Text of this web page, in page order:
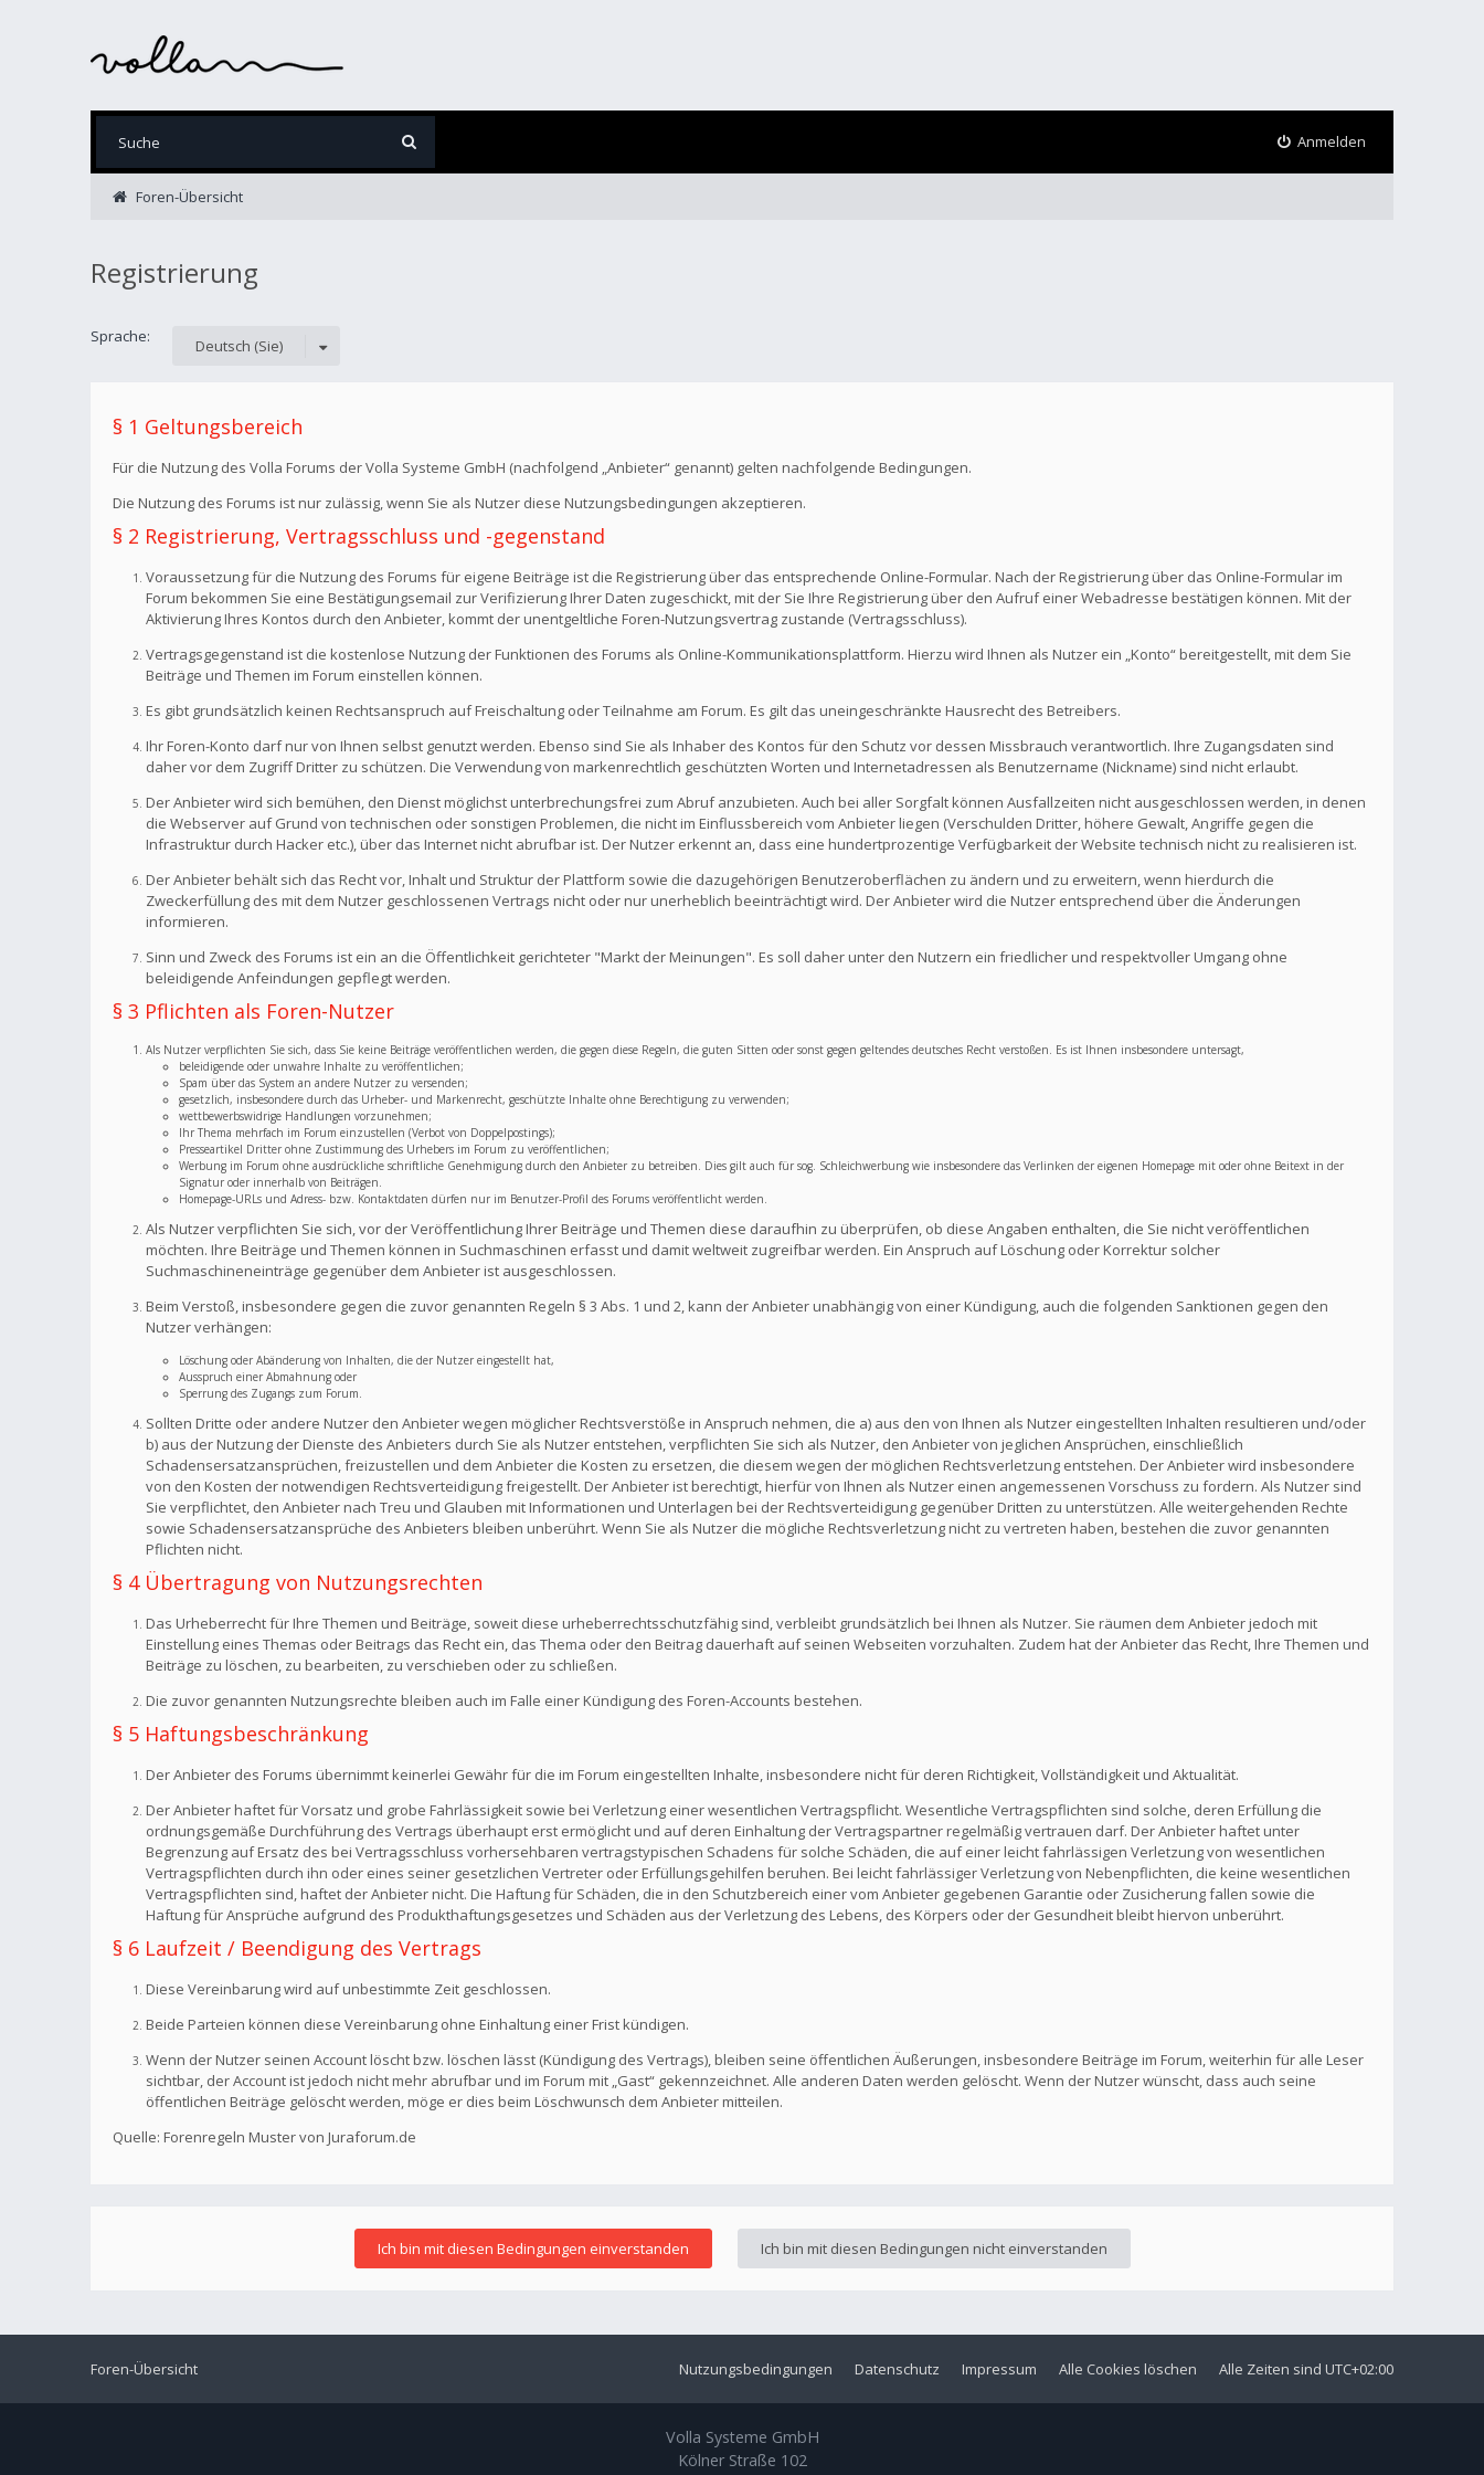
Anmelden
Foren-Übersicht
Registrierung
Sprache: Deutsch (Sie)
§ 1 Geltungsbereich
Für die Nutzung des Volla Forums der Volla Systeme GmbH (nachfolgend „Anbieter“ genannt) gelten nachfolgende Bedingungen.
Die Nutzung des Forums ist nur zulässig, wenn Sie als Nutzer diese Nutzungsbedingungen akzeptieren.
§ 2 Registrierung, Vertragsschluss und -gegenstand
Voraussetzung für die Nutzung des Forums für eigene Beiträge ist die Registrierung über das entsprechende Online-Formular. Nach der Registrierung über das Online-Formular im
Forum bekommen Sie eine Bestätigungsemail zur Verifizierung Ihrer Daten zugeschickt, mit der Sie Ihre Registrierung über den Aufruf einer Webadresse bestätigen können. Mit der
Aktivierung Ihres Kontos durch den Anbieter, kommt der unentgeltliche Foren-Nutzungsvertrag zustande (Vertragsschluss).
Vertragsgegenstand ist die kostenlose Nutzung der Funktionen des Forums als Online-Kommunikationsplattform. Hierzu wird Ihnen als Nutzer ein „Konto“ bereitgestellt, mit dem Sie
Beiträge und Themen im Forum einstellen können.
Es gibt grundsätzlich keinen Rechtsanspruch auf Freischaltung oder Teilnahme am Forum. Es gilt das uneingeschränkte Hausrecht des Betreibers.
Ihr Foren-Konto darf nur von Ihnen selbst genutzt werden. Ebenso sind Sie als Inhaber des Kontos für den Schutz vor dessen Missbrauch verantwortlich. Ihre Zugangsdaten sind
daher vor dem Zugriff Dritter zu schützen. Die Verwendung von markenrechtlich geschützten Worten und Internetadressen als Benutzername (Nickname) sind nicht erlaubt.
Der Anbieter wird sich bemühen, den Dienst möglichst unterbrechungsfrei zum Abruf anzubieten. Auch bei aller Sorgfalt können Ausfallzeiten nicht ausgeschlossen werden, in denen
die Webserver auf Grund von technischen oder sonstigen Problemen, die nicht im Einflussbereich vom Anbieter liegen (Verschulden Dritter, höhere Gewalt, Angriffe gegen die
Infrastruktur durch Hacker etc.), über das Internet nicht abrufbar ist. Der Nutzer erkennt an, dass eine hundertprozentige Verfügbarkeit der Website technisch nicht zu realisieren ist.
Der Anbieter behält sich das Recht vor, Inhalt und Struktur der Plattform sowie die dazugehörigen Benutzeroberflächen zu ändern und zu erweitern, wenn hierdurch die
Zweckerfüllung des mit dem Nutzer geschlossenen Vertrags nicht oder nur unerheblich beeinträchtigt wird. Der Anbieter wird die Nutzer entsprechend über die Änderungen
informieren.
Sinn und Zweck des Forums ist ein an die Öffentlichkeit gerichteter "Markt der Meinungen". Es soll daher unter den Nutzern ein friedlicher und respektvoller Umgang ohne
beleidigende Anfeindungen gepflegt werden.
§ 3 Pflichten als Foren-Nutzer
Als Nutzer verpflichten Sie sich, dass Sie keine Beiträge veröffentlichen werden, die gegen diese Regeln, die guten Sitten oder sonst gegen geltendes deutsches Recht verstoßen. Es ist Ihnen insbesondere untersagt,
beleidigende oder unwahre Inhalte zu veröffentlichen;
Spam über das System an andere Nutzer zu versenden;
gesetzlich, insbesondere durch das Urheber- und Markenrecht, geschützte Inhalte ohne Berechtigung zu verwenden;
wettbewerbswidrige Handlungen vorzunehmen;
Ihr Thema mehrfach im Forum einzustellen (Verbot von Doppelpostings);
Presseartikel Dritter ohne Zustimmung des Urhebers im Forum zu veröffentlichen;
Werbung im Forum ohne ausdrückliche schriftliche Genehmigung durch den Anbieter zu betreiben. Dies gilt auch für sog. Schleichwerbung wie insbesondere das Verlinken der eigenen Homepage mit oder ohne Beitext in der
Signatur oder innerhalb von Beiträgen.
Homepage-URLs und Adress- bzw. Kontaktdaten dürfen nur im Benutzer-Profil des Forums veröffentlicht werden.
Als Nutzer verpflichten Sie sich, vor der Veröffentlichung Ihrer Beiträge und Themen diese daraufhin zu überprüfen, ob diese Angaben enthalten, die Sie nicht veröffentlichen
möchten. Ihre Beiträge und Themen können in Suchmaschinen erfasst und damit weltweit zugreifbar werden. Ein Anspruch auf Löschung oder Korrektur solcher
Suchmaschineneinträge gegenüber dem Anbieter ist ausgeschlossen.
Beim Verstoß, insbesondere gegen die zuvor genannten Regeln § 3 Abs. 1 und 2, kann der Anbieter unabhängig von einer Kündigung, auch die folgenden Sanktionen gegen den
Nutzer verhängen:
Löschung oder Abänderung von Inhalten, die der Nutzer eingestellt hat,
Ausspruch einer Abmahnung oder
Sperrung des Zugangs zum Forum.
Sollten Dritte oder andere Nutzer den Anbieter wegen möglicher Rechtsverstöße in Anspruch nehmen, die a) aus den von Ihnen als Nutzer eingestellten Inhalten resultieren und/oder
b) aus der Nutzung der Dienste des Anbieters durch Sie als Nutzer entstehen, verpflichten Sie sich als Nutzer, den Anbieter von jeglichen Ansprüchen, einschließlich
Schadensersatzansprüchen, freizustellen und dem Anbieter die Kosten zu ersetzen, die diesem wegen der möglichen Rechtsverletzung entstehen. Der Anbieter wird insbesondere
von den Kosten der notwendigen Rechtsverteidigung freigestellt. Der Anbieter ist berechtigt, hierfür von Ihnen als Nutzer einen angemessenen Vorschuss zu fordern. Als Nutzer sind
Sie verpflichtet, den Anbieter nach Treu und Glauben mit Informationen und Unterlagen bei der Rechtsverteidigung gegenüber Dritten zu unterstützen. Alle weitergehenden Rechte
sowie Schadensersatzansprüche des Anbieters bleiben unberührt. Wenn Sie als Nutzer die mögliche Rechtsverletzung nicht zu vertreten haben, bestehen die zuvor genannten
Pflichten nicht.
§ 4 Übertragung von Nutzungsrechten
Das Urheberrecht für Ihre Themen und Beiträge, soweit diese urheberrechtsschutzfähig sind, verbleibt grundsätzlich bei Ihnen als Nutzer. Sie räumen dem Anbieter jedoch mit
Einstellung eines Themas oder Beitrags das Recht ein, das Thema oder den Beitrag dauerhaft auf seinen Webseiten vorzuhalten. Zudem hat der Anbieter das Recht, Ihre Themen und
Beiträge zu löschen, zu bearbeiten, zu verschieben oder zu schließen.
Die zuvor genannten Nutzungsrechte bleiben auch im Falle einer Kündigung des Foren-Accounts bestehen.
§ 5 Haftungsbeschränkung
Der Anbieter des Forums übernimmt keinerlei Gewähr für die im Forum eingestellten Inhalte, insbesondere nicht für deren Richtigkeit, Vollständigkeit und Aktualität.
Der Anbieter haftet für Vorsatz und grobe Fahrlässigkeit sowie bei Verletzung einer wesentlichen Vertragspflicht. Wesentliche Vertragspflichten sind solche, deren Erfüllung die
ordnungsgemäße Durchführung des Vertrags überhaupt erst ermöglicht und auf deren Einhaltung der Vertragspartner regelmäßig vertrauen darf. Der Anbieter haftet unter
Begrenzung auf Ersatz des bei Vertragsschluss vorhersehbaren vertragstypischen Schadens für solche Schäden, die auf einer leicht fahrlässigen Verletzung von wesentlichen
Vertragspflichten durch ihn oder eines seiner gesetzlichen Vertreter oder Erfüllungsgehilfen beruhen. Bei leicht fahrlässiger Verletzung von Nebenpflichten, die keine wesentlichen
Vertragspflichten sind, haftet der Anbieter nicht. Die Haftung für Schäden, die in den Schutzbereich einer vom Anbieter gegebenen Garantie oder Zusicherung fallen sowie die
Haftung für Ansprüche aufgrund des Produkthaftungsgesetzes und Schäden aus der Verletzung des Lebens, des Körpers oder der Gesundheit bleibt hiervon unberührt.
§ 6 Laufzeit / Beendigung des Vertrags
Diese Vereinbarung wird auf unbestimmte Zeit geschlossen.
Beide Parteien können diese Vereinbarung ohne Einhaltung einer Frist kündigen.
Wenn der Nutzer seinen Account löscht bzw. löschen lässt (Kündigung des Vertrags), bleiben seine öffentlichen Äußerungen, insbesondere Beiträge im Forum, weiterhin für alle Leser
sichtbar, der Account ist jedoch nicht mehr abrufbar und im Forum mit „Gast“ gekennzeichnet. Alle anderen Daten werden gelöscht. Wenn der Nutzer wünscht, dass auch seine
öffentlichen Beiträge gelöscht werden, möge er dies beim Löschwunsch dem Anbieter mitteilen.
Quelle: Forenregeln Muster von Juraforum.de
Foren-Übersicht Alle Zeiten sind UTC+02:00
Alle Cookies löschen
Impressum
Datenschutz
Nutzungsbedingungen
Volla Systeme GmbH
Kölner Straße 102